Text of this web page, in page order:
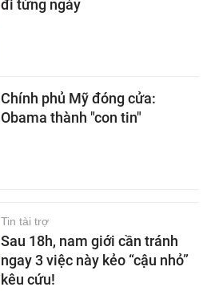
đi từng ngày
Chính phủ Mỹ đóng cửa:
Obama thành "con tin"
Tin tài trợ
Sau 18h, nam giới cần tránh
ngay 3 việc này kẻo “cậu nhỏ”
kêu cứu!